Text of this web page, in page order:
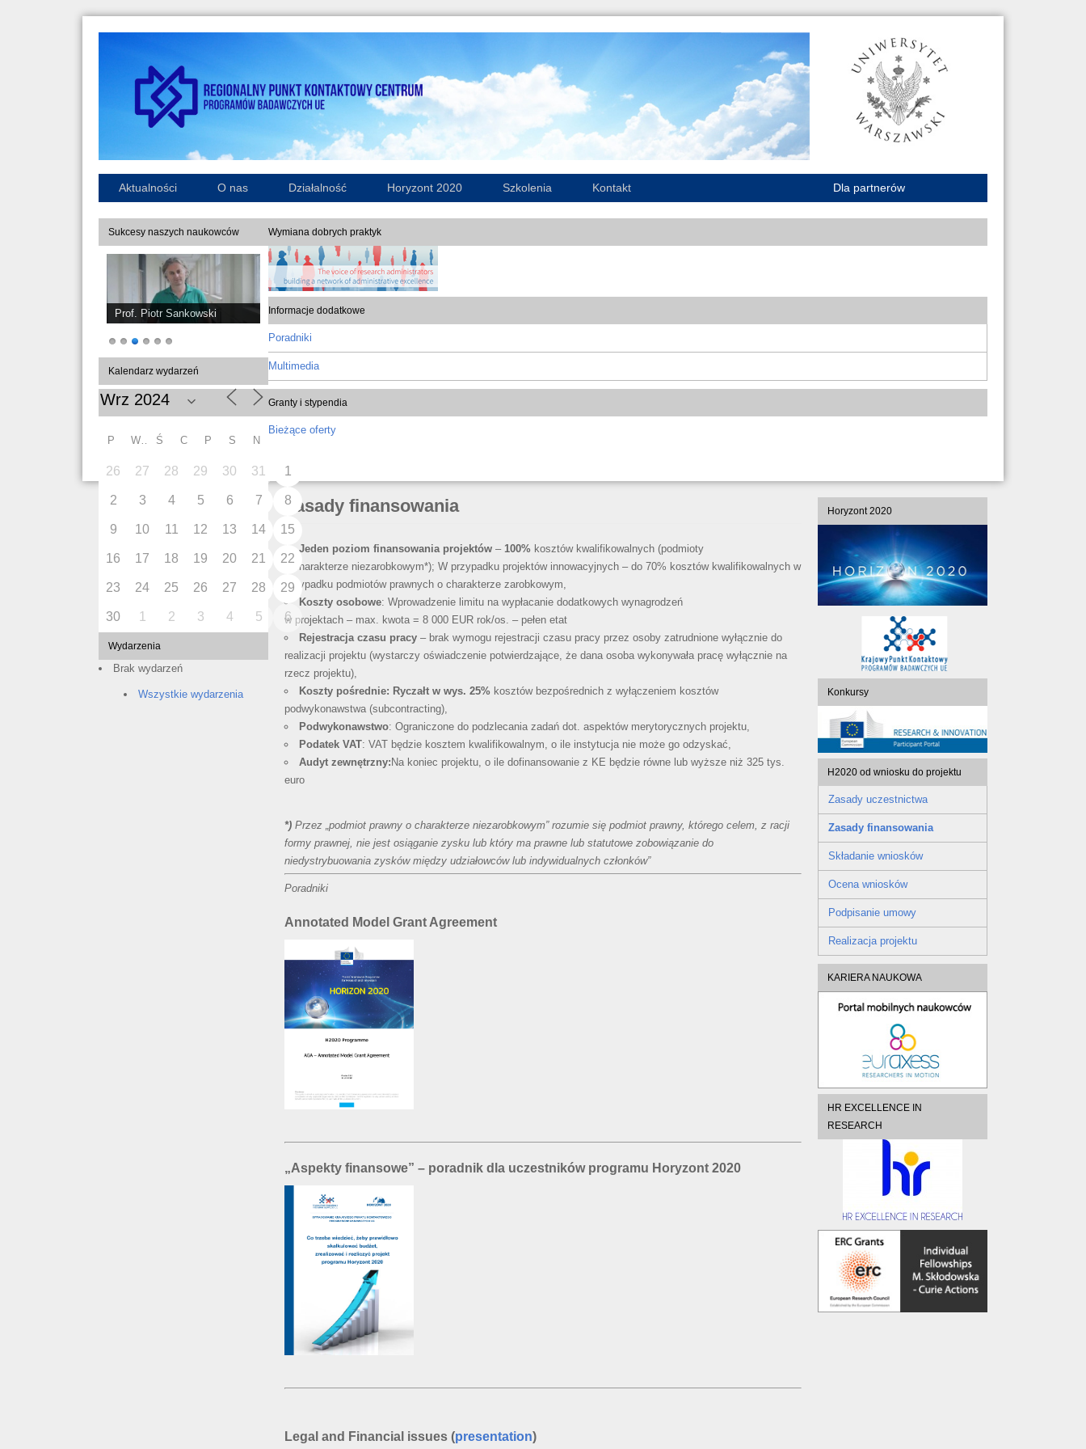
Aktualności O nas Działalność Horyzont 2020 Szkolenia Kontakt Dla partnerów
Sukcesy naszych naukowców
Prof. Piotr Sankowski
Kalendarz wydarzeń
P Ś C P S N
26 27 28 29 30 31 1
2 3 4 5 6 7 8
9 10 11 12 13 14 15
16 17 18 19 20 21 22
23 24 25 26 27 28 29
30 1 2 3 4 5 6
Wydarzenia
Brak wydarzeń
Wszystkie wydarzenia
Wymiana dobrych praktyk
Informacje dodatkowe
Poradniki
Multimedia
Granty i stypendia
Bieżące oferty
Zasady finansowania
Jeden poziom finansowania projektów – 100% kosztów kwalifikowalnych (podmioty
o charakterze niezarobkowym*); W przypadku projektów innowacyjnych – do 70% kosztów kwalifikowalnych w
przypadku podmiotów prawnych o charakterze zarobkowym,
Koszty osobowe: Wprowadzenie limitu na wypłacanie dodatkowych wynagrodzeń
w projektach – max. kwota = 8 000 EUR rok/os. – pełen etat
Rejestracja czasu pracy – brak wymogu rejestracji czasu pracy przez osoby zatrudnione wyłącznie do
realizacji projektu (wystarczy oświadczenie potwierdzające, że dana osoba wykonywała pracę wyłącznie na
rzecz projektu),
Koszty pośrednie: Ryczałt w wys. 25% kosztów bezpośrednich z wyłączeniem kosztów
podwykonawstwa (subcontracting),
Podwykonawstwo: Ograniczone do podzlecania zadań dot. aspektów merytorycznych projektu,
Podatek VAT: VAT będzie kosztem kwalifikowalnym, o ile instytucja nie może go odzyskać,
Audyt zewnętrzny:Na koniec projektu, o ile dofinansowanie z KE będzie równe lub wyższe niż 325 tys.
euro
*) Przez „podmiot prawny o charakterze niezarobkowym” rozumie się podmiot prawny, którego celem, z racji
formy prawnej, nie jest osiąganie zysku lub który ma prawne lub statutowe zobowiązanie do
niedystrybuowania zysków między udziałowców lub indywidualnych członków”
Poradniki
Annotated Model Grant Agreement
„Aspekty finansowe” – poradnik dla uczestników programu Horyzont 2020
Legal and Financial issues (presentation)
Horyzont 2020
Konkursy
H2020 od wniosku do projektu
Zasady uczestnictwa
Zasady finansowania
Składanie wniosków
Ocena wniosków
Podpisanie umowy
Realizacja projektu
KARIERA NAUKOWA
HR EXCELLENCE IN
RESEARCH